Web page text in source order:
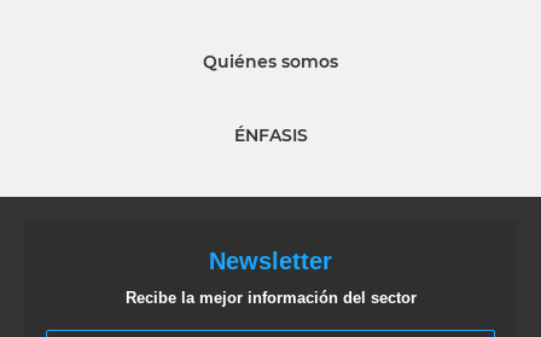
Quiénes somos
ÉNFASIS
Newsletter
Recibe la mejor información del sector